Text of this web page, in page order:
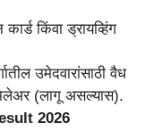
किंवा ड्रायव्हिंग
उमेदवारांसाठी वैध
(लागू असल्यास).
2026